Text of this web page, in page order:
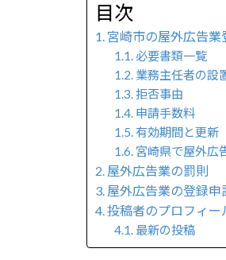
目次
宮崎市の屋外広告業
必要書類一覧
業務主任者の設
拒否事由
申請手数料
有効期間と更新
宮崎県で屋外広
屋外広告業の罰則
屋外広告業の登録
投稿者のプロフィー
最新の投稿